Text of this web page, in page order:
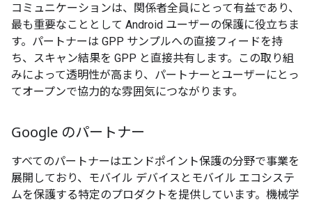
コミュニケーションは、関係者全員にとって有益であり、
最も重要なこととして Android ユーザーの保護に役立ちま
す。パートナーは GPP サンプルへの直接フィードを持
ち、スキャン結果を GPP と直接共有します。この取り組
みによって透明性が高まり、パートナーとユーザーにとっ
てオープンで協力的な雰囲気につながります。
Google のパートナー
すべてのパートナーはエンドポイント保護の分野で事業を
展開しており、モバイル デバイスとモバイル エコシステ
ムを保護する特定のプロダクトを提供しています。機械学